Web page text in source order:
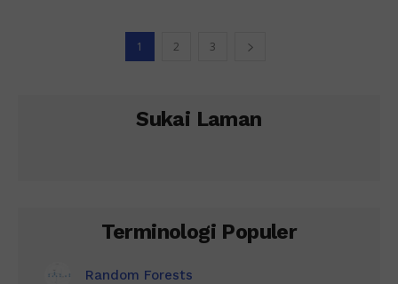
1 2 3
Sukai Laman
Terminologi Populer
Random Forests